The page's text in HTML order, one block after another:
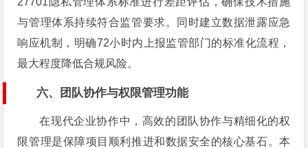
与管理体系持续符合监管要求。同时建立数据泄露应急
响应机制，明确72小时内上报监管部门的标准化流程，
最大程度降低合规风险。
六、团队协作与权限管理功能
在现代企业协作中，高效的团队协作与精细化的权
限管理是保障项目顺利推进和数据安全的核心基石。本